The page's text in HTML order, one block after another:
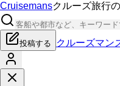
Cruisemansクルーズ旅行
投稿する クルーズマン